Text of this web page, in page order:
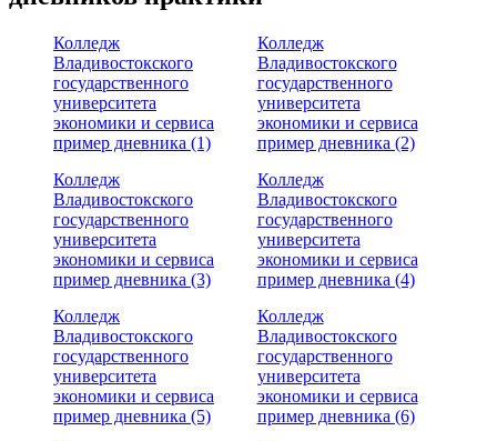
Колледж
Владивостокского
государственного
университета
экономики и сервиса
пример дневника (1)
Колледж
Владивостокского
государственного
университета
экономики и сервиса
пример дневника (2)
Колледж
Владивостокского
государственного
университета
экономики и сервиса
пример дневника (3)
Колледж
Владивостокского
государственного
университета
экономики и сервиса
пример дневника (4)
Колледж
Владивостокского
государственного
университета
экономики и сервиса
пример дневника (5)
Колледж
Владивостокского
государственного
университета
экономики и сервиса
пример дневника (6)